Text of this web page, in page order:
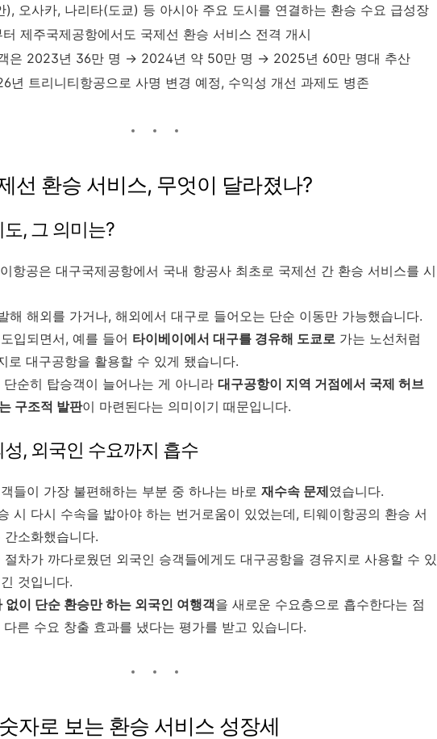
), 오사카, 나리타(도쿄) 등 아시아 주요 도시를 연결하는 환승 수요 급성장
제주국제공항에서도 국제선 환승 서비스 전격 개시
은 2023년 36만 명 → 2024년 약 50만 명 → 2025년 60만 명대 추산
년 트리니티항공으로 사명 변경 예정, 수익성 개선 과제도 병존
선 환승 서비스, 무엇이 달라졌나?
, 그 의미는?
항공은 대구국제공항에서 국내 항공사 최초로 국제선 간 환승 서비스를 시
해 해외를 가거나, 해외에서 대구로 들어오는 단순 이동만 가능했습니다.
입되면서, 예를 들어 타이베이에서 대구를 경유해 도쿄로 가는 노선처럼
로 대구공항을 활용할 수 있게 됐습니다.
순히 탑승객이 늘어나는 게 아니라 대구공항이 지역 거점에서 국제 허브
구조적 발판이 마련된다는 의미이기 때문입니다.
, 외국인 수요까지 흡수
들이 가장 불편해하는 부분 중 하나는 바로 재수속 문제였습니다.
시 다시 수속을 밟아야 하는 번거로움이 있었는데, 티웨이항공의 환승 서
소화했습니다.
차가 까다로웠던 외국인 승객들에게도 대구공항을 경유지로 사용할 수 있
것입니다.
없이 단순 환승만 하는 외국인 여행객을 새로운 수요층으로 흡수한다는 점
른 수요 창출 효과를 냈다는 평가를 받고 있습니다.
자로 보는 환승 서비스 성장세